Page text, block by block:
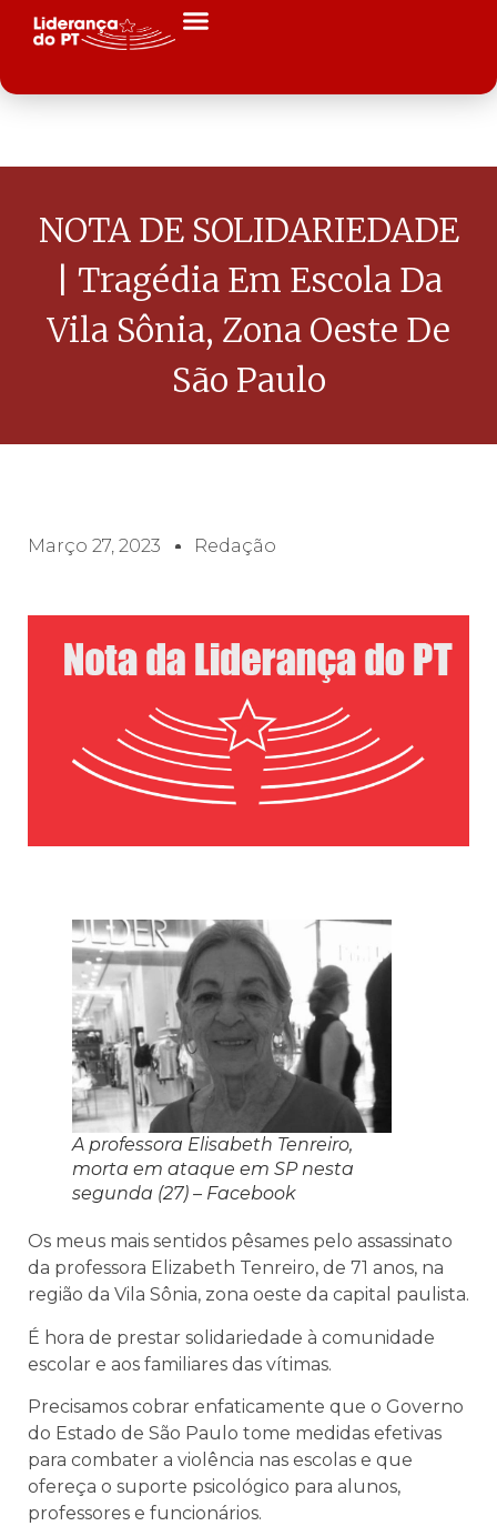
NOTA DE SOLIDARIEDADE
| Tragédia Em Escola Da
Vila Sônia, Zona Oeste De
São Paulo
Março 27, 2023 Redação
A professora Elisabeth Tenreiro,
morta em ataque em SP nesta
segunda (27) – Facebook
Os meus mais sentidos pêsames pelo assassinato
da professora Elizabeth Tenreiro, de 71 anos, na
região da Vila Sônia, zona oeste da capital paulista.
É hora de prestar solidariedade à comunidade
escolar e aos familiares das vítimas.
Precisamos cobrar enfaticamente que o Governo
do Estado de São Paulo tome medidas efetivas
para combater a violência nas escolas e que
ofereça o suporte psicológico para alunos,
professores e funcionários.